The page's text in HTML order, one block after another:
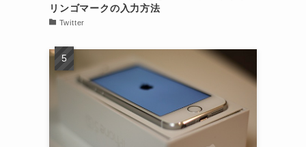
リンゴマークの入力方法
Twitter